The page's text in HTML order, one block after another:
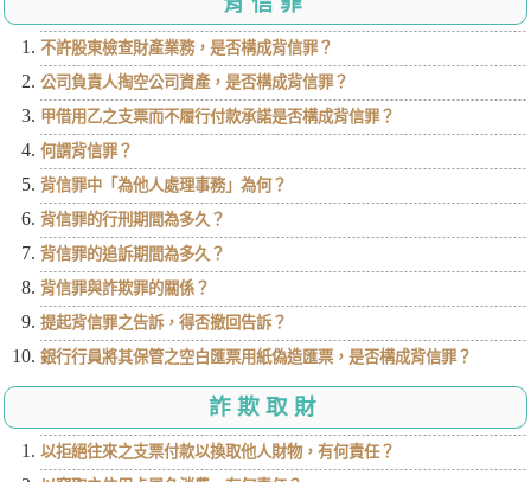
不許股東檢查財產業務，是否構成背信罪？
公司負責人掏空公司資產，是否構成背信罪？
甲借用乙之支票而不履行付款承諾是否構成背信罪？
何謂背信罪？
背信罪中「為他人處理事務」為何？
背信罪的行刑期間為多久？
背信罪的追訴期間為多久？
背信罪與詐欺罪的關係？
提起背信罪之告訴，得否撤回告訴？
銀行行員將其保管之空白匯票用紙偽造匯票，是否構成背信罪？
詐欺取財
以拒絕往來之支票付款以換取他人財物，有何責任？